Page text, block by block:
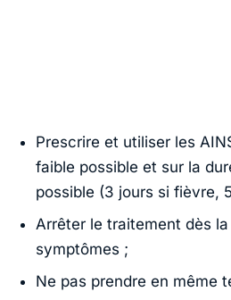
Prescrire et utiliser les
faible possible et sur la
possible (3 jours si fièvre,
Arrêter le traitement dès
symptômes ;
Ne pas prendre en même